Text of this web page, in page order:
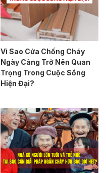
Vì Sao Cửa Chống Cháy
Ngày Càng Trở Nên Quan
Trọng Trong Cuộc Sống
Hiện Đại?